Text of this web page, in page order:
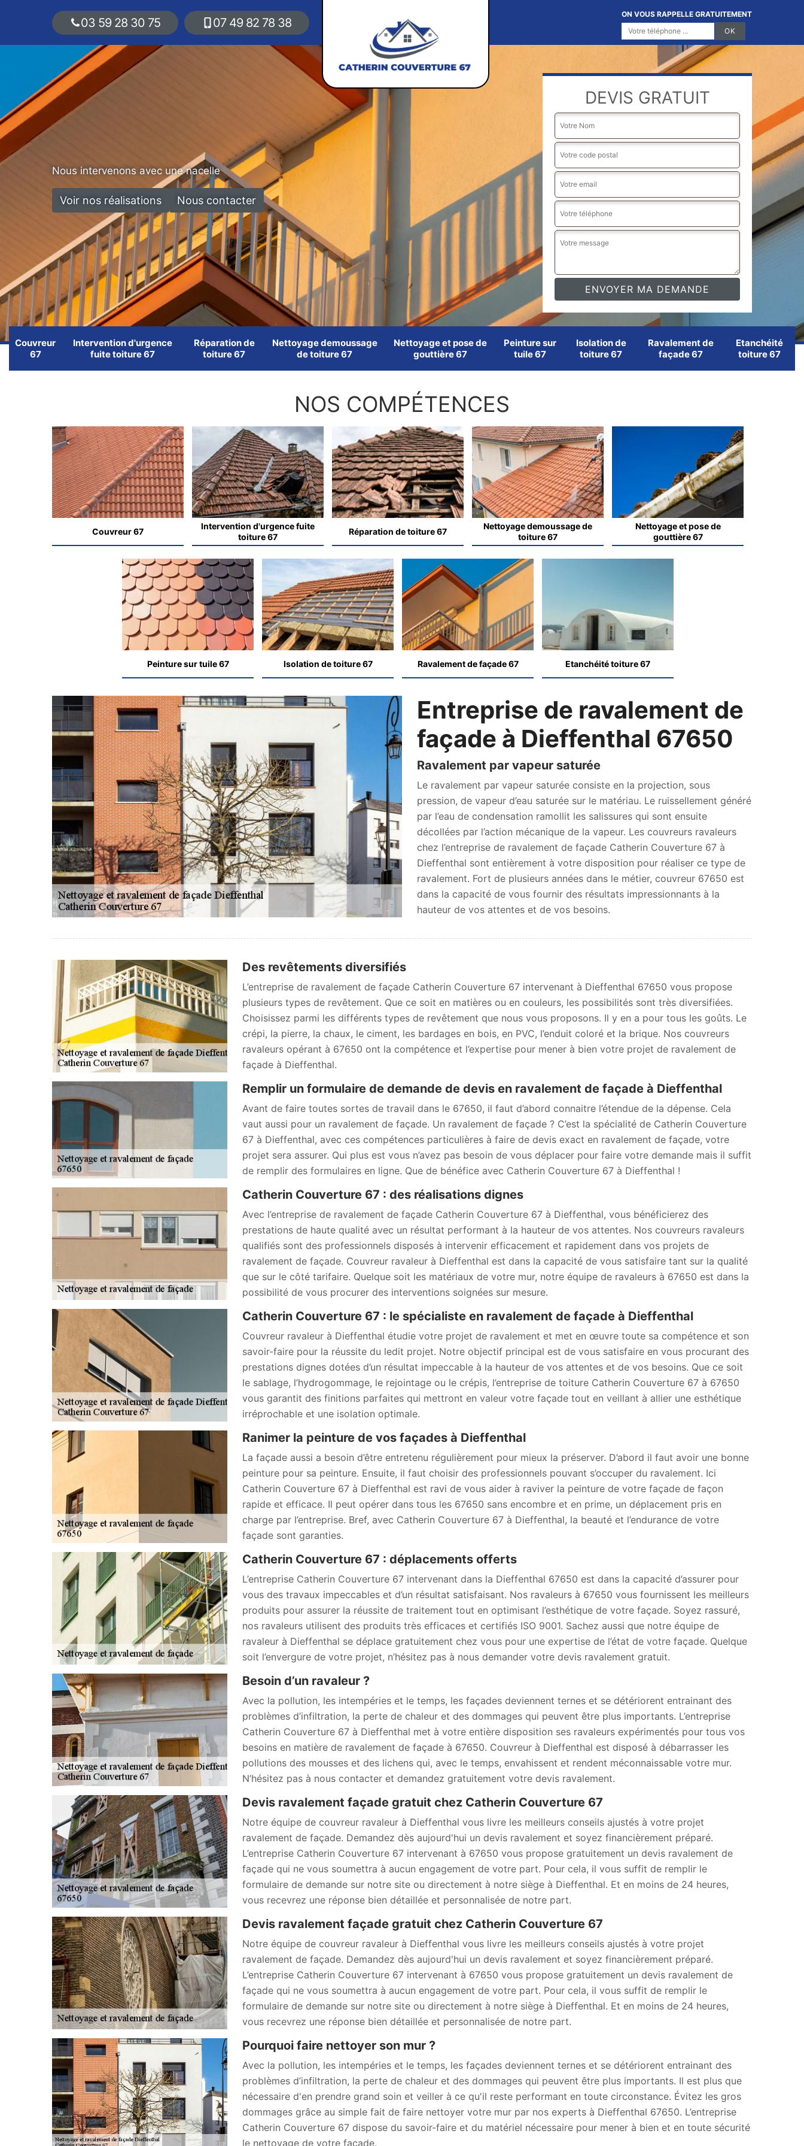
03 59 28 30 75 07 49 82 78 38
ON VOUS RAPPELLE GRATUITEMENT
Nous intervenons avec une nacelle
Voir nos réalisations Nous contacter
DEVIS GRATUIT
Couvreur
67
Intervention d'urgence
fuite toiture 67
Réparation de
toiture 67
Nettoyage demoussage
de toiture 67
Nettoyage et pose de
gouttière 67
Peinture sur
tuile 67
Isolation de
toiture 67
Ravalement de
façade 67
Etanchéité
toiture 67
NOS COMPÉTENCES
Couvreur 67
Intervention d'urgence fuite
toiture 67
Réparation de toiture 67
Nettoyage demoussage de
toiture 67
Nettoyage et pose de
gouttière 67
Peinture sur tuile 67 Isolation de toiture 67 Ravalement de façade 67 Etanchéité toiture 67
Entreprise de ravalement de
façade à Dieffenthal 67650
Ravalement par vapeur saturée
Le ravalement par vapeur saturée consiste en la projection, sous
pression, de vapeur d’eau saturée sur le matériau. Le ruissellement généré
par l’eau de condensation ramollit les salissures qui sont ensuite
décollées par l’action mécanique de la vapeur. Les couvreurs ravaleurs
chez l’entreprise de ravalement de façade Catherin Couverture 67 à
Dieffenthal sont entièrement à votre disposition pour réaliser ce type de
ravalement. Fort de plusieurs années dans le métier, couvreur 67650 est
dans la capacité de vous fournir des résultats impressionnants à la
hauteur de vos attentes et de vos besoins.
Des revêtements diversifiés
L’entreprise de ravalement de façade Catherin Couverture 67 intervenant à Dieffenthal 67650 vous propose
plusieurs types de revêtement. Que ce soit en matières ou en couleurs, les possibilités sont très diversifiées.
Choisissez parmi les différents types de revêtement que nous vous proposons. Il y en a pour tous les goûts. Le
crépi, la pierre, la chaux, le ciment, les bardages en bois, en PVC, l’enduit coloré et la brique. Nos couvreurs
ravaleurs opérant à 67650 ont la compétence et l’expertise pour mener à bien votre projet de ravalement de
façade à Dieffenthal.
Remplir un formulaire de demande de devis en ravalement de façade à Dieffenthal
Avant de faire toutes sortes de travail dans le 67650, il faut d’abord connaitre l’étendue de la dépense. Cela
vaut aussi pour un ravalement de façade. Un ravalement de façade ? C’est la spécialité de Catherin Couverture
67 à Dieffenthal, avec ces compétences particulières à faire de devis exact en ravalement de façade, votre
projet sera assurer. Qui plus est vous n’avez pas besoin de vous déplacer pour faire votre demande mais il suffit
de remplir des formulaires en ligne. Que de bénéfice avec Catherin Couverture 67 à Dieffenthal !
Catherin Couverture 67 : des réalisations dignes
Avec l’entreprise de ravalement de façade Catherin Couverture 67 à Dieffenthal, vous bénéficierez des
prestations de haute qualité avec un résultat performant à la hauteur de vos attentes. Nos couvreurs ravaleurs
qualifiés sont des professionnels disposés à intervenir efficacement et rapidement dans vos projets de
ravalement de façade. Couvreur ravaleur à Dieffenthal est dans la capacité de vous satisfaire tant sur la qualité
que sur le côté tarifaire. Quelque soit les matériaux de votre mur, notre équipe de ravaleurs à 67650 est dans la
possibilité de vous procurer des interventions soignées sur mesure.
Catherin Couverture 67 : le spécialiste en ravalement de façade à Dieffenthal
Couvreur ravaleur à Dieffenthal étudie votre projet de ravalement et met en œuvre toute sa compétence et son
savoir-faire pour la réussite du ledit projet. Notre objectif principal est de vous satisfaire en vous procurant des
prestations dignes dotées d’un résultat impeccable à la hauteur de vos attentes et de vos besoins. Que ce soit
le sablage, l’hydrogommage, le rejointage ou le crépis, l’entreprise de toiture Catherin Couverture 67 à 67650
vous garantit des finitions parfaites qui mettront en valeur votre façade tout en veillant à allier une esthétique
irréprochable et une isolation optimale.
Ranimer la peinture de vos façades à Dieffenthal
La façade aussi a besoin d’être entretenu régulièrement pour mieux la préserver. D’abord il faut avoir une bonne
peinture pour sa peinture. Ensuite, il faut choisir des professionnels pouvant s’occuper du ravalement. Ici
Catherin Couverture 67 à Dieffenthal est ravi de vous aider à raviver la peinture de votre façade de façon
rapide et efficace. Il peut opérer dans tous les 67650 sans encombre et en prime, un déplacement pris en
charge par l’entreprise. Bref, avec Catherin Couverture 67 à Dieffenthal, la beauté et l’endurance de votre
façade sont garanties.
Catherin Couverture 67 : déplacements offerts
L’entreprise Catherin Couverture 67 intervenant dans la Dieffenthal 67650 est dans la capacité d’assurer pour
vous des travaux impeccables et d’un résultat satisfaisant. Nos ravaleurs à 67650 vous fournissent les meilleurs
produits pour assurer la réussite de traitement tout en optimisant l’esthétique de votre façade. Soyez rassuré,
nos ravaleurs utilisent des produits très efficaces et certifiés ISO 9001. Sachez aussi que notre équipe de
ravaleur à Dieffenthal se déplace gratuitement chez vous pour une expertise de l’état de votre façade. Quelque
soit l’envergure de votre projet, n’hésitez pas à nous demander votre devis ravalement gratuit.
Besoin d’un ravaleur ?
Avec la pollution, les intempéries et le temps, les façades deviennent ternes et se détériorent entrainant des
problèmes d’infiltration, la perte de chaleur et des dommages qui peuvent être plus importants. L’entreprise
Catherin Couverture 67 à Dieffenthal met à votre entière disposition ses ravaleurs expérimentés pour tous vos
besoins en matière de ravalement de façade à 67650. Couvreur à Dieffenthal est disposé à débarrasser les
pollutions des mousses et des lichens qui, avec le temps, envahissent et rendent méconnaissable votre mur.
N’hésitez pas à nous contacter et demandez gratuitement votre devis ravalement.
Devis ravalement façade gratuit chez Catherin Couverture 67
Notre équipe de couvreur ravaleur à Dieffenthal vous livre les meilleurs conseils ajustés à votre projet
ravalement de façade. Demandez dès aujourd'hui un devis ravalement et soyez financièrement préparé.
L’entreprise Catherin Couverture 67 intervenant à 67650 vous propose gratuitement un devis ravalement de
façade qui ne vous soumettra à aucun engagement de votre part. Pour cela, il vous suffit de remplir le
formulaire de demande sur notre site ou directement à notre siège à Dieffenthal. Et en moins de 24 heures,
vous recevrez une réponse bien détaillée et personnalisée de notre part.
Devis ravalement façade gratuit chez Catherin Couverture 67
Notre équipe de couvreur ravaleur à Dieffenthal vous livre les meilleurs conseils ajustés à votre projet
ravalement de façade. Demandez dès aujourd'hui un devis ravalement et soyez financièrement préparé.
L’entreprise Catherin Couverture 67 intervenant à 67650 vous propose gratuitement un devis ravalement de
façade qui ne vous soumettra à aucun engagement de votre part. Pour cela, il vous suffit de remplir le
formulaire de demande sur notre site ou directement à notre siège à Dieffenthal. Et en moins de 24 heures,
vous recevrez une réponse bien détaillée et personnalisée de notre part.
Pourquoi faire nettoyer son mur ?
Avec la pollution, les intempéries et le temps, les façades deviennent ternes et se détériorent entrainant des
problèmes d’infiltration, la perte de chaleur et des dommages qui peuvent être plus importants. Il est plus que
nécessaire d'en prendre grand soin et veiller à ce qu'il reste performant en toute circonstance. Évitez les gros
dommages grâce au simple fait de faire nettoyer votre mur par nos experts à Dieffenthal 67650. L’entreprise
Catherin Couverture 67 dispose du savoir-faire et du matériel nécessaire pour mener à bien et en toute sécurité
le nettoyage de votre façade.